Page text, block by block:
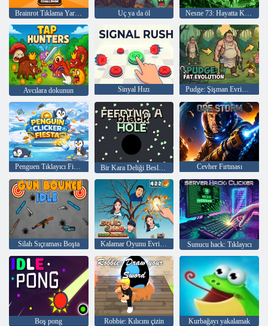
Brainrot Tıklama Yarışması Uç ya da öl Nesne 73: Hayatta Kalma Tıklayıcısı
Avcılara dokunun Sinyal Hızı Pudge: Şişman Evrim Tıklayıcısı
Penguen Tıklayıcı Fiesta Bir Kara Deliği Beslemek Cevher Fırtınası
Silah Sıçraması Boşta Kalamar Oyunu Evrimi: Tüm Karakterler! Sunucu hack: Tıklayıcı
Boş pong Robbie: Kılıcını çizin Kurbağayı yakalamak